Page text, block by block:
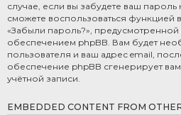
случае, если вы забудете ваш
сможете воспользоваться функцией
«Забыли пароль?»,
обеспечением phpBB. Вам будет
пользователя и ваш адрес email,
обеспечение phpBB сгенерирует
учётной записи.
EMBEDDED CONTENT FROM